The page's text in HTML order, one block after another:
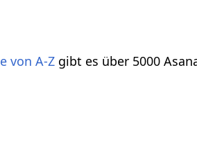
von A-Z gibt es über 5000